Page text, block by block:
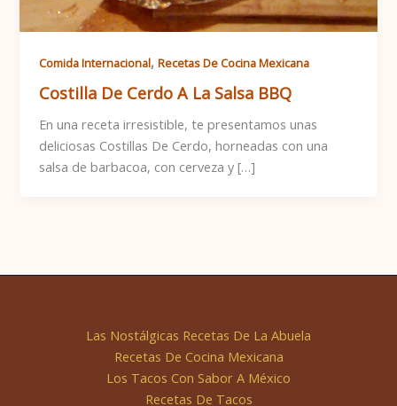
Comida Internacional,Recetas De Cocina Mexicana
Costilla De Cerdo A La Salsa BBQ
En una receta irresistible, te presentamos unas
deliciosas Costillas De Cerdo, horneadas con una
salsa de barbacoa, con cerveza y […]
Las Nostálgicas Recetas De La Abuela
Recetas De Cocina Mexicana
Los Tacos Con Sabor A México
Recetas De Tacos